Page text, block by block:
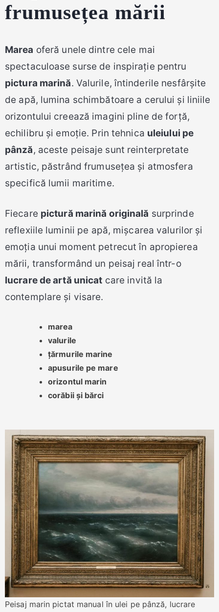
frumusețea mării
Marea oferă unele dintre cele mai
spectaculoase surse de inspirație pentru
pictura marină. Valurile, întinderile nesfârșite
de apă, lumina schimbătoare a cerului și liniile
orizontului creează imagini pline de forță,
echilibru și emoție. Prin tehnica uleiului pe
pânză, aceste peisaje sunt reinterpretate
artistic, păstrând frumusețea și atmosfera
specifică lumii maritime.
Fiecare pictură marină originală surprinde
reflexiile luminii pe apă, mișcarea valurilor și
emoția unui moment petrecut în apropierea
mării, transformând un peisaj real într-o
lucrare de artă unicat care invită la
contemplare și visare.
marea
valurile
țărmurile marine
apusurile pe mare
orizontul marin
corăbii și bărci
Peisaj marin pictat manual în ulei pe pânză, lucrare